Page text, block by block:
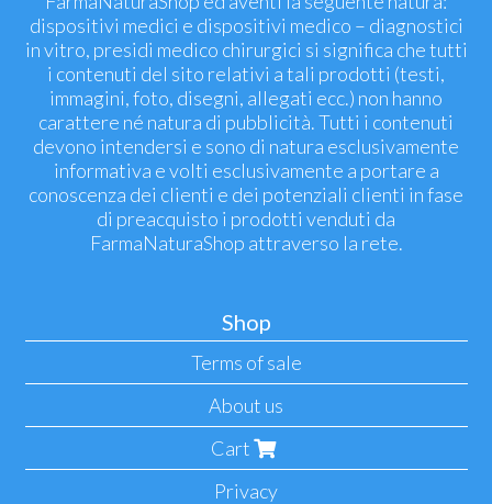
dispositivi medici e dispositivi medico – diagnostici
in vitro, presidi medico chirurgici si significa che tutti
i contenuti del sito relativi a tali prodotti (testi,
immagini, foto, disegni, allegati ecc.) non hanno
carattere né natura di pubblicità. Tutti i contenuti
devono intendersi e sono di natura esclusivamente
informativa e volti esclusivamente a portare a
conoscenza dei clienti e dei potenziali clienti in fase
di preacquisto i prodotti venduti da
FarmaNaturaShop attraverso la rete.
Shop
Terms of sale
About us
Cart
Privacy